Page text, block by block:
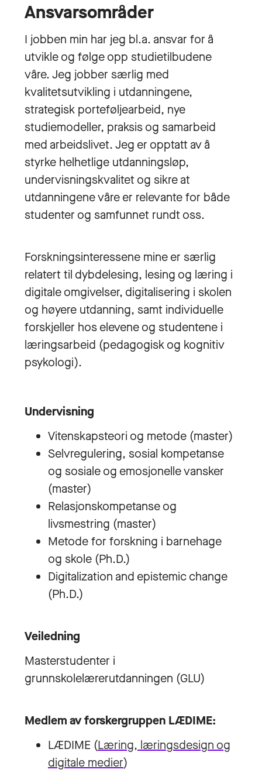
Ansvarsområder
I jobben min har jeg bl.a. ansvar for å
utvikle og følge opp studietilbudene
våre. Jeg jobber særlig med
kvalitetsutvikling i utdanningene,
strategisk porteføljearbeid, nye
studiemodeller, praksis og samarbeid
med arbeidslivet. Jeg er opptatt av å
styrke helhetlige utdanningsløp,
undervisningskvalitet og sikre at
utdanningene våre er relevante for både
studenter og samfunnet rundt oss.
Forskningsinteressene mine er særlig
relatert til dybdelesing, lesing og læring i
digitale omgivelser, digitalisering i skolen
og høyere utdanning, samt individuelle
forskjeller hos elevene og studentene i
læringsarbeid (pedagogisk og kognitiv
psykologi).
Undervisning
Vitenskapsteori og metode (master)
Selvregulering, sosial kompetanse
og sosiale og emosjonelle vansker
(master)
Relasjonskompetanse og
livsmestring (master)
Metode for forskning i barnehage
og skole (Ph.D.)
Digitalization and epistemic change
(Ph.D.)
Veiledning
Masterstudenter i
grunnskolelærerutdanningen (GLU)
Medlem av forskergruppen LÆDIME:
LÆDIME (Læring, læringsdesign og
digitale medier)